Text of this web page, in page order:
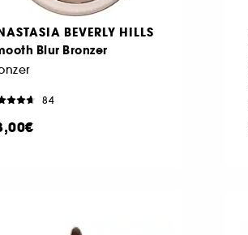
BEVERLY HILLS
Blur Bronzer
84